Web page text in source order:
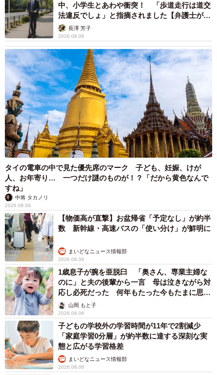
中、小学生とあわや衝突！ 「歩道走行は道交
法違反でしょ」と指摘されました【弁護士が解
説】長澤 芳子
2026.08.06
タイの電車の中で見た優先席のマーク 子ども、妊娠、けが
人、お年寄り… 一つだけ謎のものが！？「だから黄色なんで
すね」
中将 タカノリ
2026.08.06
【物価高が直撃】お盆帰省「予定なし」が約半
数 新幹線・高速バスの「使い分け」が鮮明に
まいどなニュース情報部
2026.08.06
1歳息子が腕を亜脱臼 「奥さん、専業主婦な
のに」と夫の後輩から一言 母は泣きながら対
応し必死だった 何年もたった今もたまに思い
出し…山岡 もと子
2026.08.06
子どもの学校外の学習時間が11年で2割減少
「家庭学習0分層」が約半数に達する深刻な実
態と広がる学習格差
まいどなニュース情報部
2026.08.06